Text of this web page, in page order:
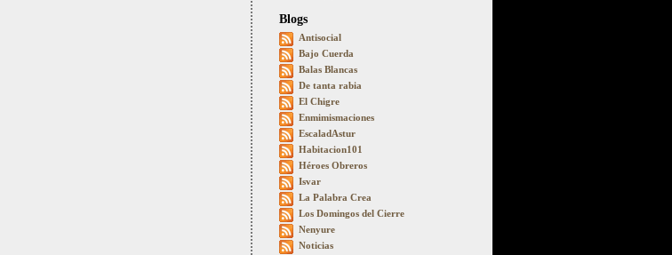
Blogs
Antisocial
Bajo Cuerda
Balas Blancas
De tanta rabia
El Chigre
Enmimismaciones
EscaladAstur
Habitacion101
Héroes Obreros
Isvar
La Palabra Crea
Los Domingos del Cierre
Nenyure
Noticias